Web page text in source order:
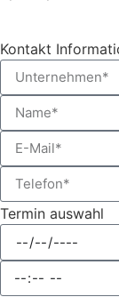
Kontakt
Termin auswahl